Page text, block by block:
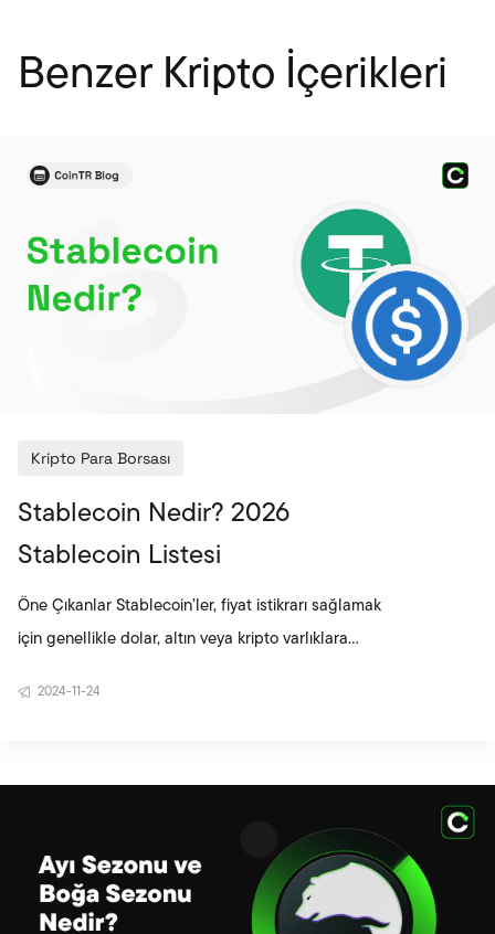
Benzer Kripto İçerikleri
Kripto Para Borsası
Stablecoin Nedir? 2026
Stablecoin Listesi
Öne Çıkanlar Stablecoin’ler, fiyat istikrarı sağlamak
için genellikle dolar, altın veya kripto varlıklara
piyasalarda denge aracı olarak kullanılırken aynı
zamanda hızlı ve düşük maliye
2024-11-24